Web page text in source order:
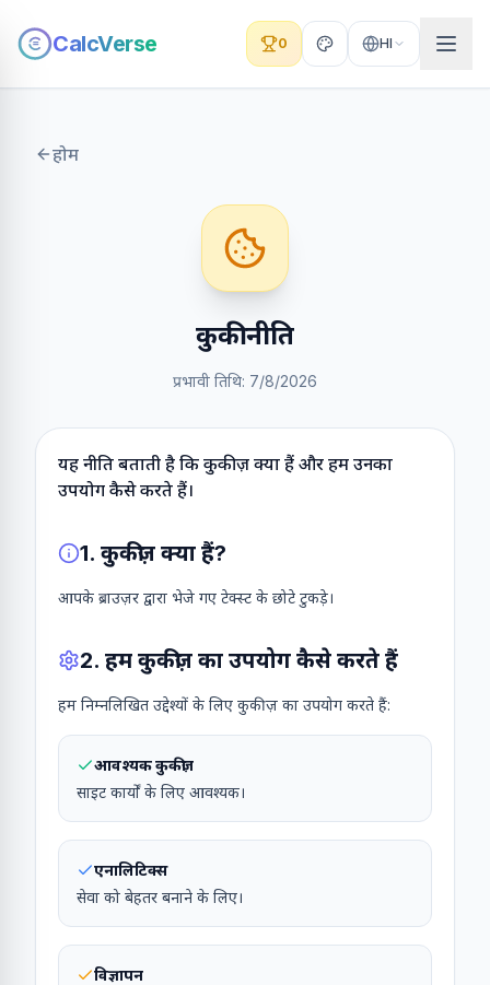
CalcVerse 0 HI
होम
कुकी नीति
प्रभावी तिथि: 7/8/2026
यह नीति बताती है कि कुकीज़ क्या हैं और हम उनका
उपयोग कैसे करते हैं।
1. कुकीज़ क्या हैं?
आपके ब्राउज़र द्वारा भेजे गए टेक्स्ट के छोटे टुकड़े।
2. हम कुकीज़ का उपयोग कैसे करते हैं
हम निम्नलिखित उद्देश्यों के लिए कुकीज़ का उपयोग करते हैं:
आवश्यक कुकीज़
साइट कार्यों के लिए आवश्यक।
एनालिटिक्स
सेवा को बेहतर बनाने के लिए।
विज्ञापन